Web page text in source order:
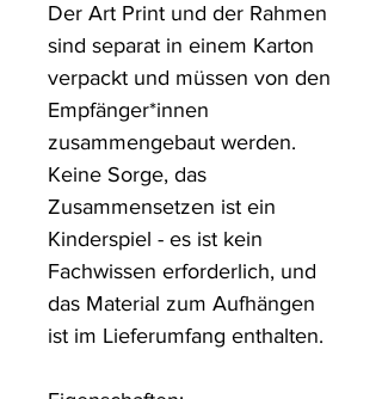
Der Art Print und der Rahmen
sind separat in einem Karton
verpackt und müssen von den
Empfänger*innen
zusammengebaut werden.
Keine Sorge, das
Zusammensetzen ist ein
Kinderspiel - es ist kein
Fachwissen erforderlich, und
das Material zum Aufhängen
ist im Lieferumfang enthalten.